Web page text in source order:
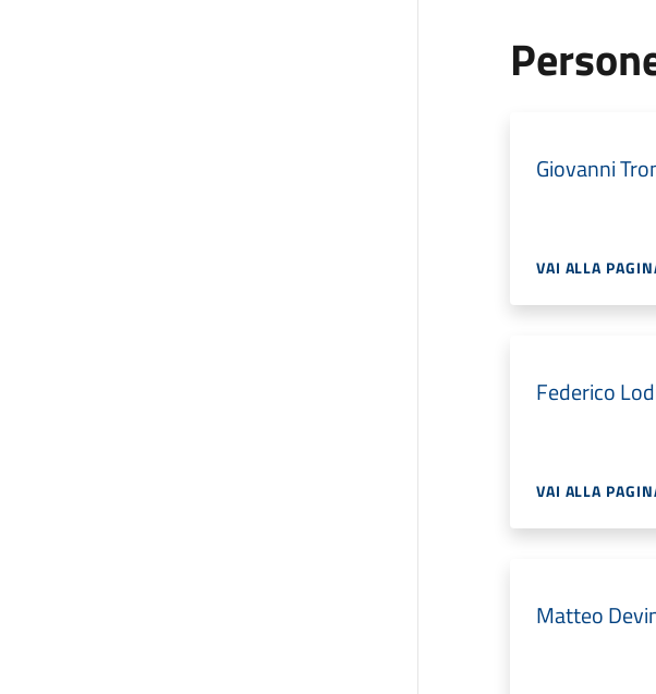
Giovanni
VAI ALLA
Federico
VAI ALLA
Matteo